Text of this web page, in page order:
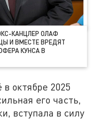
КАНЦЛЕР ОЛАФ
И ВМЕСТЕ ВРЕДЯТ
КУНСА В
октябре 2025
его часть,
вступала в силу